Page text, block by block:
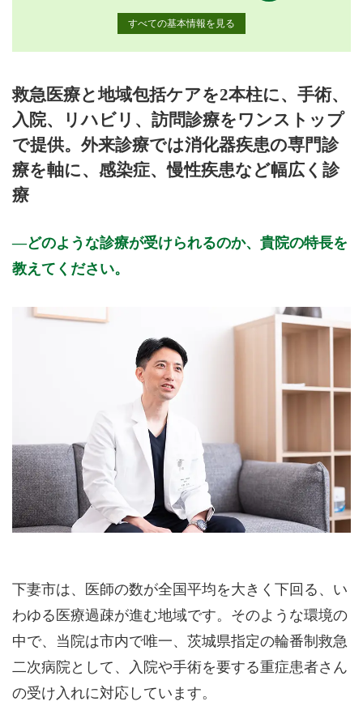
すべての基本情報を見る
9:00〜12:00
● ● ● ● ●
●
14:00〜17:30
● ● ● ● ●
休診日: 土曜午後・日曜・祝日・盆休み・年末年始 (12月31日
～1月3日)
機関ホームページ、またはお電話にてご確認ください。
>>病院なびで医療機関の詳細を見る
公式HPはこちら
初診受付
救急医療と地域包括ケアを2本柱に、手術、
入院、リハビリ、訪問診療をワンストップ
で提供。外来診療では消化器疾患の専門診
療を軸に、感染症、慢性疾患など幅広く診
療
どのような診療が受けられるのか、貴院の特長を
教えてください。
下妻市は、医師の数が全国平均を大きく下回る、い
わゆる医療過疎が進む地域です。そのような環境の
中で、当院は市内で唯一、茨城県指定の輪番制救急
二次病院として、入院や手術を要する重症患者さん
の受け入れに対応しています。